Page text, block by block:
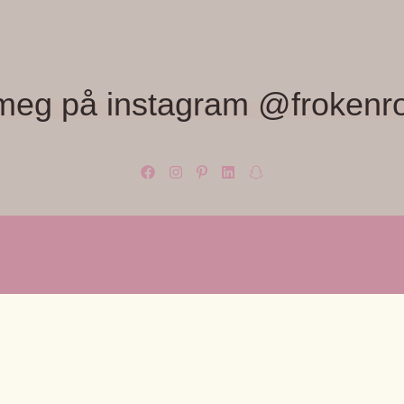
på instagram